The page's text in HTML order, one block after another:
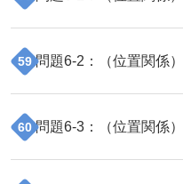
59 問題6-2 ：（位置関係）
60 問題6-3 ：（位置関係）